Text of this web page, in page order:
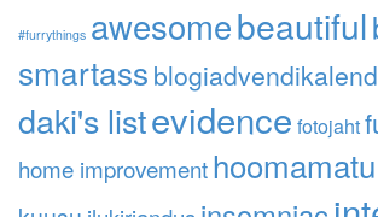
#furrythings awesomebeautiful
smartass
daki's listevidence fotojaht
home improvementhoomamatu